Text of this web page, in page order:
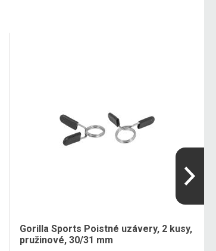
Gorilla Sports Poistné uzávery, 2 kusy,
pružinové, 30/31 mm